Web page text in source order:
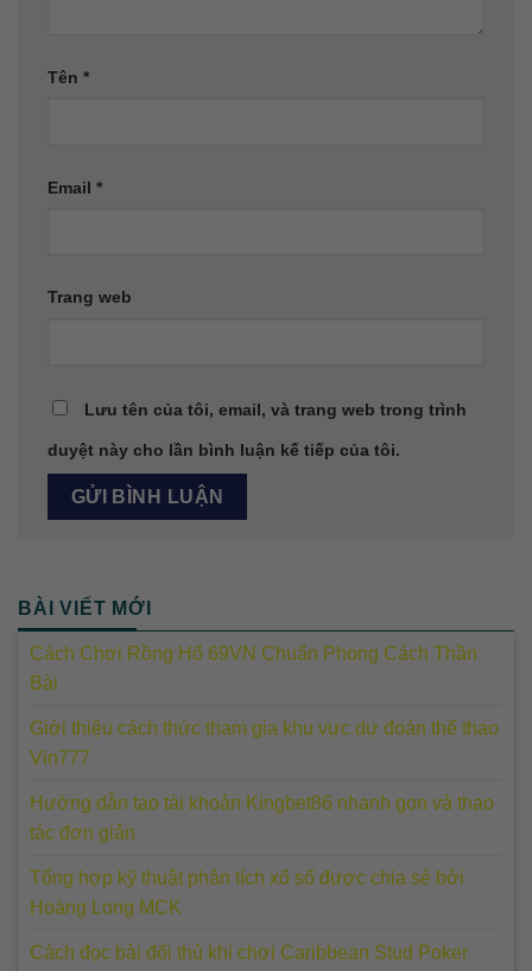
Tên *
Email *
Trang web
Lưu tên của tôi, email, và trang web trong trình
duyệt này cho lần bình luận kế tiếp của tôi.
BÀI VIẾT MỚI
Cách Chơi Rồng Hổ 69VN Chuẩn Phong Cách Thần
Bài
Giới thiệu cách thức tham gia khu vực dự đoán thể thao
Vin777
Hướng dẫn tạo tài khoản Kingbet86 nhanh gọn và thao
tác đơn giản
Tổng hợp kỹ thuật phân tích xổ số được chia sẻ bởi
Hoàng Long MCK
Cách đọc bài đối thủ khi chơi Caribbean Stud Poker